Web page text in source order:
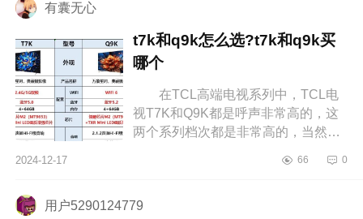
有囊无心
t7k和q9k怎么选?t7k和q9k买
哪个
在TCL高端电视系列中，TCL电
视T7K和Q9K都是呼声非常高的，这
两个系列档次都是非常高的，当然
也更高，不过很多消费者也非常疑
2024-12-17 66 0
用户5290124779